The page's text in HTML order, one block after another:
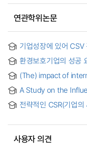
연관학위논문
기업성장에 있어
중심으로 = The
Firms' Growth -
환경보호기업의 성공
Environment
(The) impact of
A Study on the
Enterprise Social
Mediating Effect of
책임에 미치는 영향에
중심으로
전략적인 CSR(기업
사용자 의견